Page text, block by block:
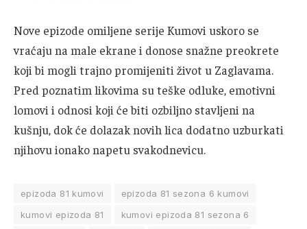
Nove epizode omiljene serije Kumovi uskoro se
vraćaju na male ekrane i donose snažne preokrete
koji bi mogli trajno promijeniti život u Zaglavama.
Pred poznatim likovima su teške odluke, emotivni
lomovi i odnosi koji će biti ozbiljno stavljeni na
kušnju, dok će dolazak novih lica dodatno uzburkati
njihovu ionako napetu svakodnevicu.
epizoda 81 kumovi
epizoda 81 sezona 6 kumovi
kumovi epizoda 81
kumovi epizoda 81 sezona 6